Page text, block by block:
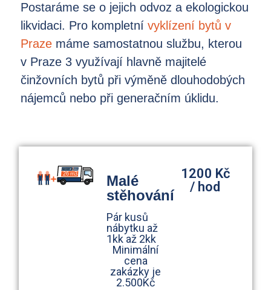
Postaráme se o jejich odvoz a ekologickou
likvidaci. Pro kompletní vyklízení bytů v
Prazemáme samostatnou službu, kterou
v Praze 3 využívají hlavně majitelé
činžovních bytů při výměně dlouhodobých
nájemců nebo při generačním úklidu.
Malé
stěhování
Pár kusů
nábytku až
1kk až 2kk
Minimální
cena
zakázky je
2.500Kč
1200 Kč
/ hod